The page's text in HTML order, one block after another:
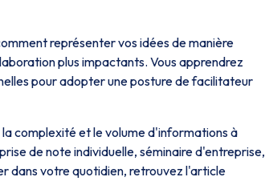
représenter vos idées de manière
plus impactants. Vous apprendrez
pour adopter une posture de facilitateur
complexité et le volume d'informations à
de note individuelle, séminaire d'entreprise,
dans votre quotidien, retrouvez l'article